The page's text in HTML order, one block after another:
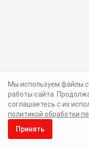
Мы используем файлы
работы сайта.
соглашаетесь с их
политикой обработки
Принять